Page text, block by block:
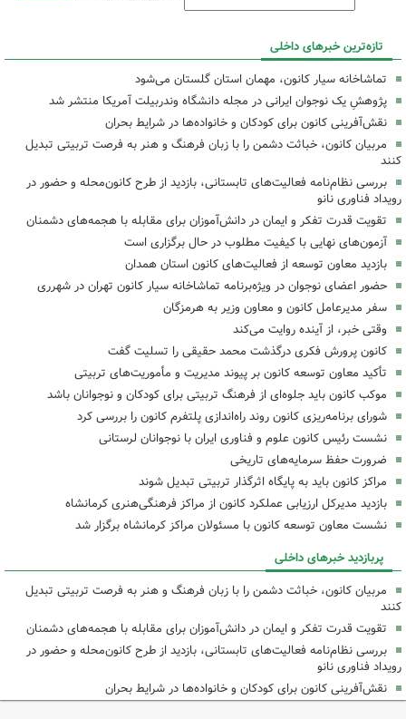
تازه‌ترین خبرهای داخلی
تماشاخانه سیار کانون، مهمان استان گلستان می‌شود
پژوهشِ یک نوجوان ایرانی در مجله دانشگاه وندربیلت آمریکا منتشر شد
نقش‌آفرینی کانون برای کودکان و خانواده‌ها در شرایط بحران
مربیان کانون، خباثت دشمن را با زبان فرهنگ و هنر به فرصت تربیتی تبدیل
کنند
بررسی نظام‌نامه فعالیت‌های تابستانی، بازدید از طرح کانون‌محله و حضور در
رویداد فناوری نانو
تقویت قدرت تفکر و ایمان در دانش‌آموزان برای مقابله با هجمه‌های دشمنان
آزمون‌های نهایی با کیفیت مطلوب در حال برگزاری است
بازدید معاون توسعه از فعالیت‌های کانون استان همدان
حضور اعضای نوجوان در ویژه‌برنامه تماشاخانه سیار کانون تهران در شهرری
سفر مدیرعامل کانون و معاون وزیر به هرمزگان
وقتی خبر، از آینده روایت می‌کند
کانون پرورش فکری درگذشت محمد حقیقی را تسلیت گفت
تأکید معاون توسعه کانون بر پیوند مدیریت و مأموریت‌های تربیتی
موکب کانون باید جلوه‌ای از فرهنگ تربیتی برای کودکان و نوجوانان باشد
شورای برنامه‌ریزی کانون روند راه‌اندازی پلتفرم کانون را بررسی کرد
نشست رئیس کانون علوم و فناوری ایران با نوجوانان لرستانی
ضرورت حفظ سرمایه‌های تاریخی
مراکز کانون باید به پایگاه اثرگذار تربیتی تبدیل شوند
بازدید مدیرکل ارزیابی عملکرد کانون از مراکز فرهنگی‌هنری کرمانشاه
نشست معاون توسعه کانون با مسئولان مراکز کرمانشاه برگزار شد
پربازدید خبرهای داخلی
مربیان کانون، خباثت دشمن را با زبان فرهنگ و هنر به فرصت تربیتی تبدیل
کنند
تقویت قدرت تفکر و ایمان در دانش‌آموزان برای مقابله با هجمه‌های دشمنان
بررسی نظام‌نامه فعالیت‌های تابستانی، بازدید از طرح کانون‌محله و حضور در
رویداد فناوری نانو
نقش‌آفرینی کانون برای کودکان و خانواده‌ها در شرایط بحران